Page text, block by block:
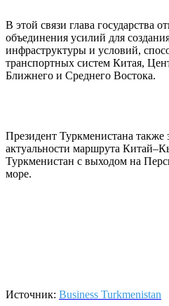
В этой связи глава государства
объединения усилий для
инфраструктуры и условий,
транспортных систем Китая,
Ближнего и Среднего Востока.
Президент Туркменистана также
актуальности маршрута
Туркменистан с выходом на
море.
Источник: Business Turkmenistan